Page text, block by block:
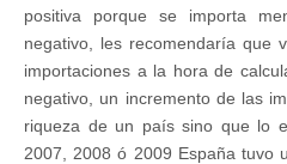
positiva porque se importa
negativo, les recomendaría que
importaciones a la hora de
negativo, un incremento de las
riqueza de un país sino que lo
2007, 2008 ó 2009 España tuvo